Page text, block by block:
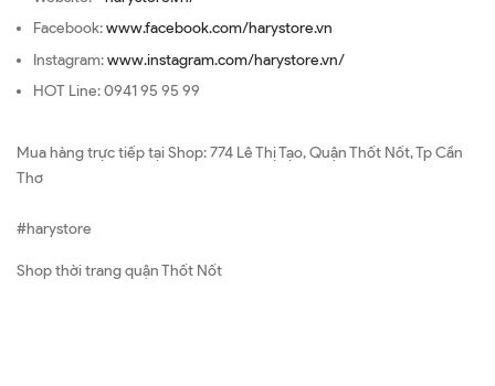
Facebook:www.facebook.com/harystore.vn
Instagram:www.instagram.com/harystore.vn/
HOT Line: 0941 95 95 99
Mua hàng trực tiếp tại Shop: 774 Lê Thị Tạo, Quận Thốt Nốt, Tp Cần
Thơ
#harystore
Shop thời trang quận Thốt Nốt